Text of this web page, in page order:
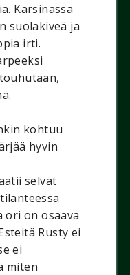
Karsinassa
suolakiveä ja
irti.
kohtuu
hyvin
selvät
ori on osaava
Rusty ei
ei
miten